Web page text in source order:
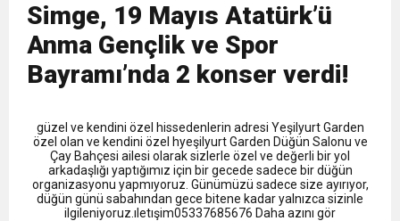
Bildirdi
20:05 Trabzonspor Muhammed Salah Transferini
MGD’DEN ANITKABİR’E ANLAMLI ZİYARET
18:59 Trabzonspor Mitongo Transferini KAP’a Bildirdi
22:58 Trabzonspor, Salah Transferinin Maliyetini
Simge, 19 Mayıs Atatürk’ü
Anma Gençlik ve Spor
Bayramı’nda 2 konser verdi!
güzel ve kendini özel hissedenlerin adresi Yeşilyurt Garden
özel olan ve kendini özel hyeşilyurt Garden Düğün Salonu ve
Çay Bahçesi ailesi olarak sizlerle özel ve değerli bir yol
arkadaşlığı yaptığımız için bir gecede sadece bir düğün
organizasyonu yapmıyoruz. Günümüzü sadece size ayırıyor,
düğün günü sabahından gece bitene kadar yalnızca sizinle
ilgileniyoruz.ıletışim05337685676 Daha azını gör